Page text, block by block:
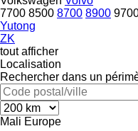
7700 8500 8700 8900
Yutong
ZK
tout afficher
Localisation
Rechercher dans un
Mali Europe